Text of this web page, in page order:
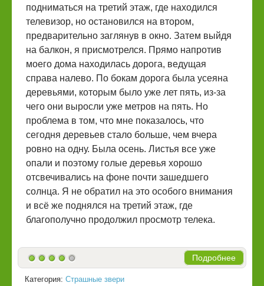
подниматься на третий этаж, где находился
телевизор, но остановился на втором,
предварительно заглянув в окно. Затем выйдя
на балкон, я присмотрелся. Прямо напротив
моего дома находилась дорога, ведущая
справа налево. По бокам дорога была усеяна
деревьями, которым было уже лет пять, из-за
чего они выросли уже метров на пять. Но
проблема в том, что мне показалось, что
сегодня деревьев стало больше, чем вчера
ровно на одну. Была осень. Листья все уже
опали и поэтому голые деревья хорошо
отсвечивались на фоне почти зашедшего
солнца. Я не обратил на это особого внимания
и всё же поднялся на третий этаж, где
благополучно продолжил просмотр телека.
Подробнее
Категория: Страшные звери